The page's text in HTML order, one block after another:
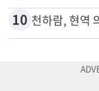
10